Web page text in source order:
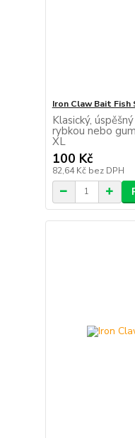
Iron Claw Bait Fish
Klasický,
rybkou nebo
XL
100 Kč
82,64 Kč bez DPH